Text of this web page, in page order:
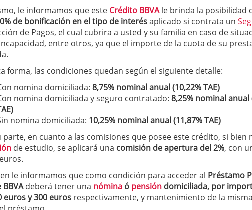
le informamos que este Crédito BBVA le brinda la posibilidad
de bonificación en el tipo de interésaplicado si contrata un
de Pagos, el cual cubrira a usted y su familia en caso de
entre otros, ya que el importe de la cuota de su
forma, las condiciones quedan según el siguiente detalle:
nomina domiciliada: 8,75% nominal anual (10,22% TAE)
nomina domiciliada y seguro contratado: 8,25% nominal anual
nomina domiciliada: 10,25% nominal anual (11,87% TAE)
parte, en cuanto a las comisiones que posee este crédito, si bien
de estudio, se aplicará una comisión de apertura del 2%, con
le informamos que como condición para acceder al Préstamo
BBVAdeberá tener una nómina ó pensión domiciliada, por
euros y 300 euros respectivamente, y mantenimiento de la